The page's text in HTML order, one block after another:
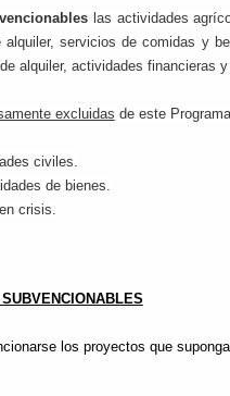
las actividades
alquiler, servicios de comidas y
alquiler, actividades financieras
excluidas de este
civiles.
de bienes.
crisis.
los proyectos que